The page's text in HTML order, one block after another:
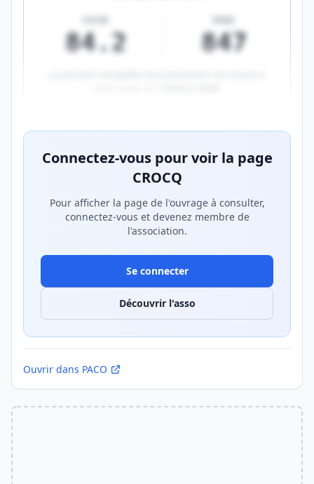
84.2 847
Connectez-vous pour voir la page
CROCQ
Pour afficher la page de l'ouvrage à consulter,
connectez-vous et devenez membre de
l'association.
Se connecter
Découvrir l'asso
Ouvrir dans PACO